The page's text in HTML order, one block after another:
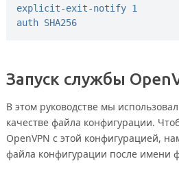
explicit-exit-notify 1
auth SHA256
Запуск службы
В этом руководстве мы
качестве файла конфигурации.
OpenVPN с этой конфигурацией,
файла конфигурации после имени